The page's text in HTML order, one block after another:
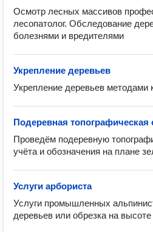
Осмотр лесных массивов
лесопатолог. Обследование
болезнями и вредителями
Укрепление деревьев
Укрепление деревьев методами
Подеревная топографическая
Проведём подеревную
учёта и обозначения на плане
Услуги арбориста
Услуги промышленных
деревьев или обрезка на высоте